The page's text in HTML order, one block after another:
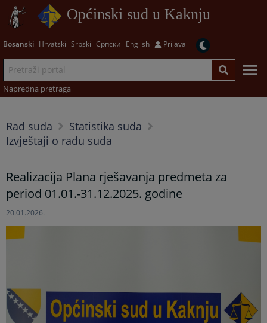
Općinski sud u Kaknju
Bosanski Hrvatski Srpski Српски English Prijava
Napredna pretraga
Rad suda
Statistika suda
Izvještaji o radu suda
Realizacija Plana rješavanja predmeta za
period 01.01.-31.12.2025. godine
20.01.2026.